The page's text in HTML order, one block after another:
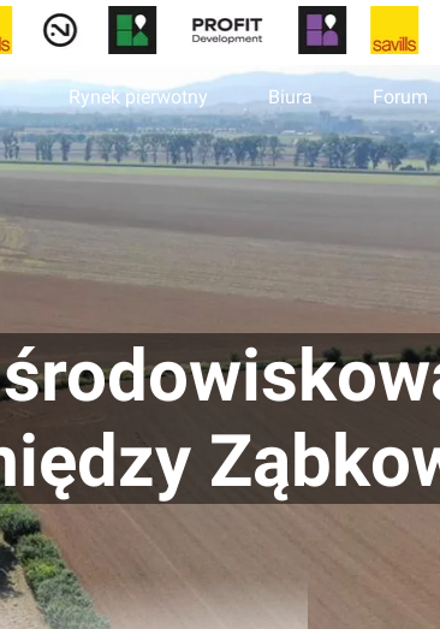
Rynek pierwotny Biura Forum